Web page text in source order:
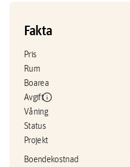
Fakta
Pris
Rum
Boarea
Avgiftinfo
Våning
Status
Projekt
Boendekostnad